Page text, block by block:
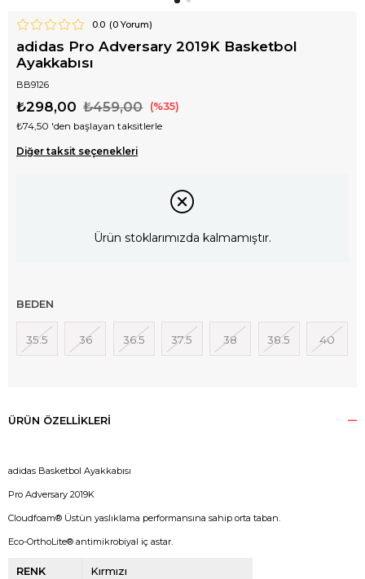
0.0 (0Yorum)
adidas Pro Adversary 2019K Basketbol
Ayakkabısı
BB9126
₺459,00
₺298,00 35
₺74,50 'den başlayan taksitlerle
Diğer taksit seçenekleri
Ürün stoklarımızda kalmamıştır.
BEDEN
35.5 36 36.5 37.5 38 38.5 40
ÜRÜN ÖZELLIKLERI
adidas Basketbol Ayakkabısı
Pro Adversary 2019K
Cloudfoam® Üstün yaslıklama performansına sahip orta taban.
Eco-OrthoLite® antimikrobiyal iç astar.
RENK Kırmızı